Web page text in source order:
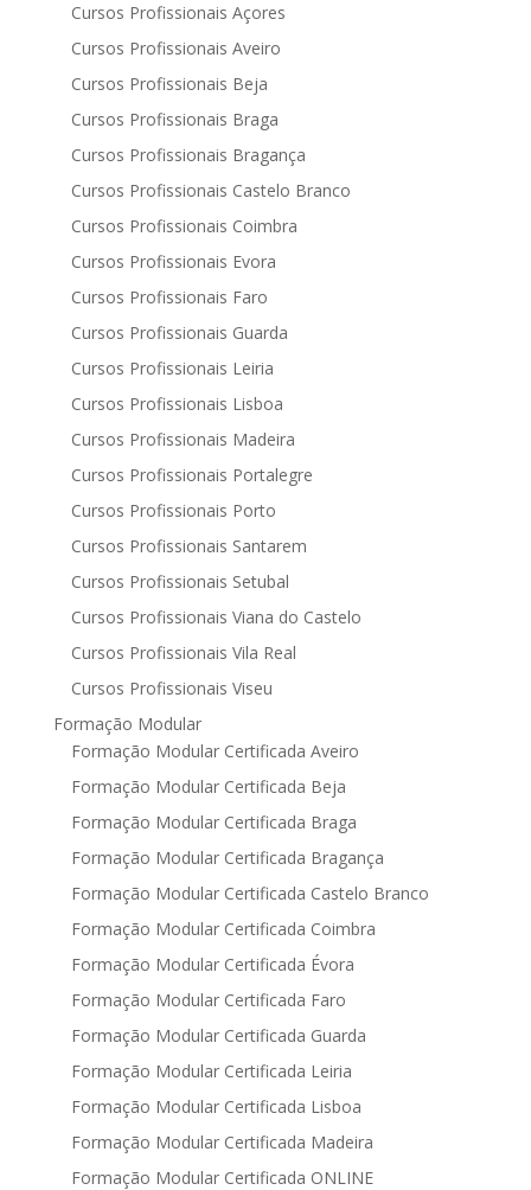
Cursos Profissionais Açores
Cursos Profissionais Aveiro
Cursos Profissionais Beja
Cursos Profissionais Braga
Cursos Profissionais Bragança
Cursos Profissionais Castelo Branco
Cursos Profissionais Coimbra
Cursos Profissionais Evora
Cursos Profissionais Faro
Cursos Profissionais Guarda
Cursos Profissionais Leiria
Cursos Profissionais Lisboa
Cursos Profissionais Madeira
Cursos Profissionais Portalegre
Cursos Profissionais Porto
Cursos Profissionais Santarem
Cursos Profissionais Setubal
Cursos Profissionais Viana do Castelo
Cursos Profissionais Vila Real
Cursos Profissionais Viseu
Formação Modular
Formação Modular Certificada Aveiro
Formação Modular Certificada Beja
Formação Modular Certificada Braga
Formação Modular Certificada Bragança
Formação Modular Certificada Castelo Branco
Formação Modular Certificada Coimbra
Formação Modular Certificada Évora
Formação Modular Certificada Faro
Formação Modular Certificada Guarda
Formação Modular Certificada Leiria
Formação Modular Certificada Lisboa
Formação Modular Certificada Madeira
Formação Modular Certificada ONLINE